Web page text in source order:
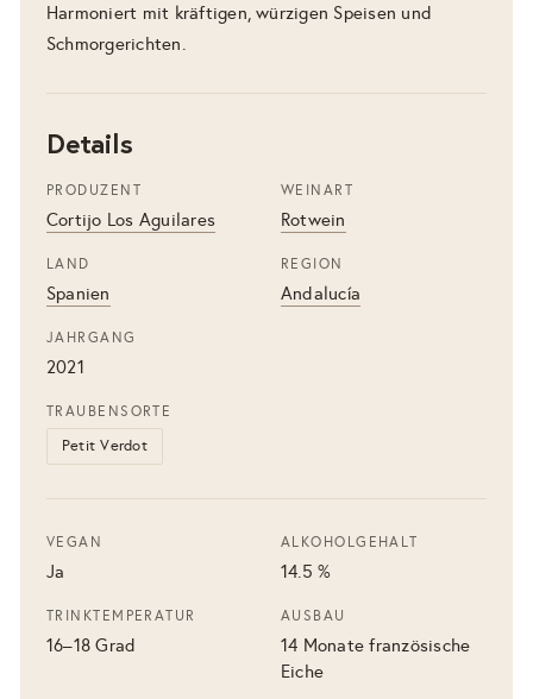
Harmoniert mit kräftigen, würzigen Speisen und
Schmorgerichten.
Details
PRODUZENT
Cortijo Los Aguilares
WEINART
Rotwein
LAND
Spanien
REGION
Andalucía
JAHRGANG
2021
TRAUBENSORTE
Petit Verdot
VEGAN
Ja
ALKOHOLGEHALT
14.5 %
TRINKTEMPERATUR
16–18 Grad
AUSBAU
14 Monate französische
Eiche